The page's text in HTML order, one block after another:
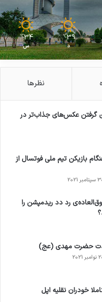
39
℃
د
34
℃
س
نظرها
گرفتن عکس‌های جذاب‌تر در
بازیکن تیم ملی فوتسال از
2021
رد دد ریدمپشن را
حضرت مهدی (عج)
2021
خودران نقلیه اپل